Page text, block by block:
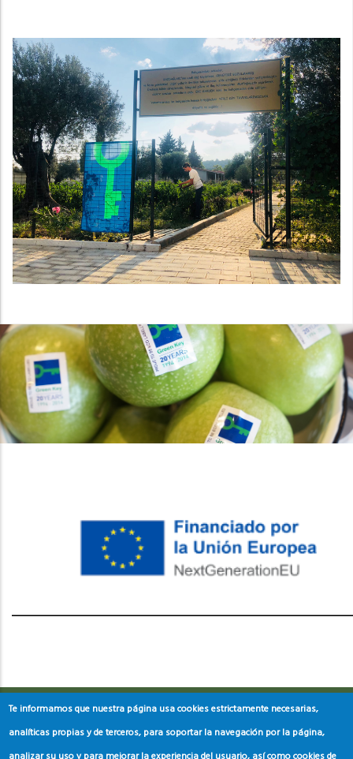
레딧 다운로드coloring pages printableinstagram reels
Te informamos que nuestra página usa cookies estrictamente necesarias,
analíticas propias y de terceros, para soportar la navegación por la página,